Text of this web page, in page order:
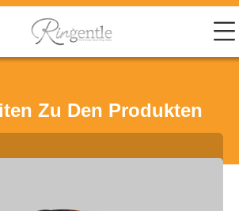
Zu Den Produkten